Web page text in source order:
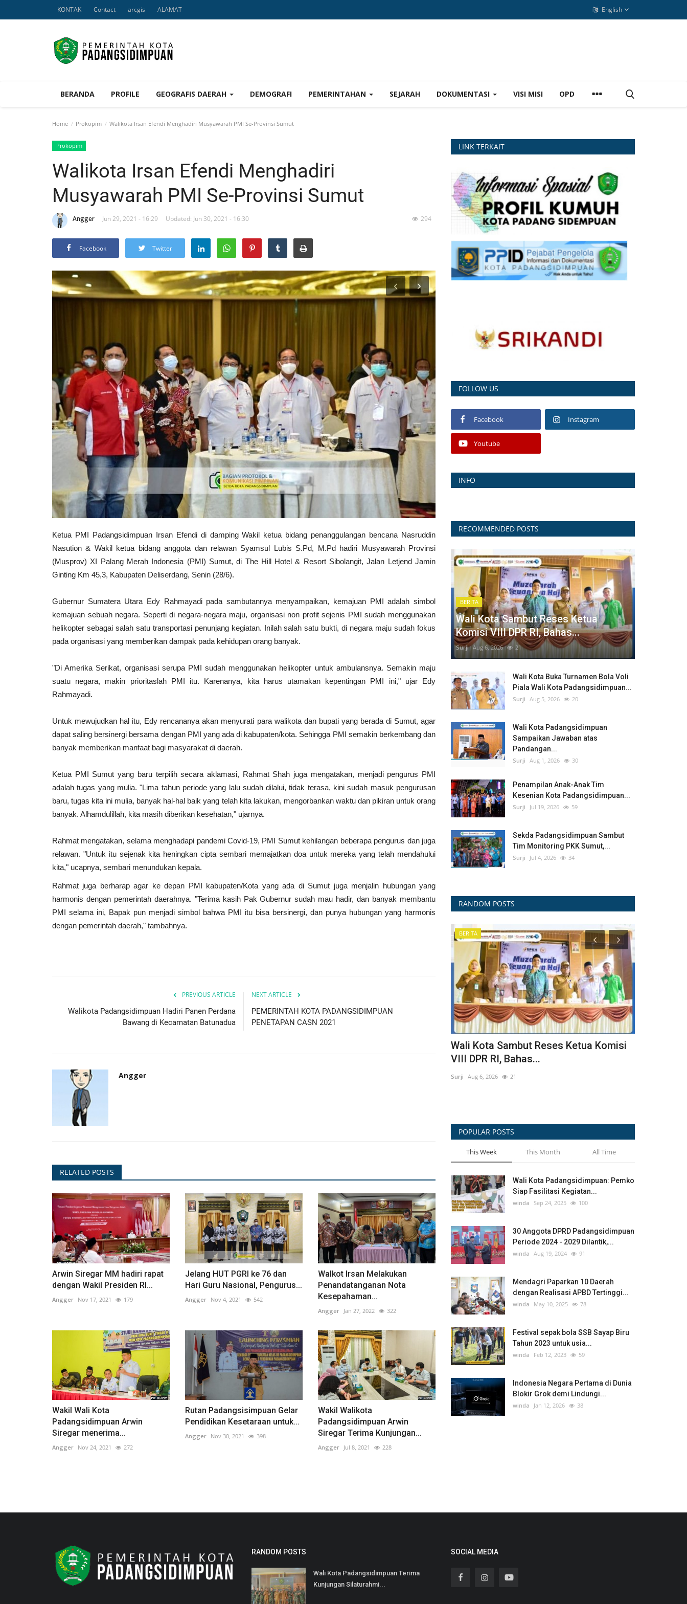
KONTAK Contact arcgis ALAMAT English
BERANDA PROFILE GEOGRAFIS DAERAH DEMOGRAFI PEMERINTAHAN SEJARAH DOKUMENTASI VISI MISI OPD
Home Prokopim Walikota Irsan Efendi Menghadiri Musyawarah PMI Se-Provinsi Sumut
Prokopim
Walikota Irsan Efendi Menghadiri
Musyawarah PMI Se-Provinsi Sumut
Angger Jun 29, 2021 - 16:29 Updated: Jun 30, 2021 - 16:30 294
Facebook Twitter
Ketua PMI Padangsidimpuan Irsan Efendi di damping Wakil ketua bidang penanggulangan bencana Nasruddin
Nasution & Wakil ketua bidang anggota dan relawan Syamsul Lubis S.Pd, M.Pd hadiri Musyawarah Provinsi
(Musprov) XI Palang Merah Indonesia (PMI) Sumut, di The Hill Hotel & Resort Sibolangit, Jalan Letjend Jamin
Ginting Km 45,3, Kabupaten Deliserdang, Senin (28/6).
Gubernur Sumatera Utara Edy Rahmayadi pada sambutannya menyampaikan, kemajuan PMI adalah simbol
kemajuan sebuah negara. Seperti di negara-negara maju, organisasi non profit sejenis PMI sudah menggunakan
helikopter sebagai salah satu transportasi penunjang kegiatan. Inilah salah satu bukti, di negara maju sudah fokus
pada organisasi yang memberikan dampak pada kehidupan orang banyak.
"Di Amerika Serikat, organisasi serupa PMI sudah menggunakan helikopter untuk ambulansnya. Semakin maju
suatu negara, makin prioritaslah PMI itu. Karenanya, kita harus utamakan kepentingan PMI ini," ujar Edy
Rahmayadi.
Untuk mewujudkan hal itu, Edy rencananya akan menyurati para walikota dan bupati yang berada di Sumut, agar
dapat saling bersinergi bersama dengan PMI yang ada di kabupaten/kota. Sehingga PMI semakin berkembang dan
banyak memberikan manfaat bagi masyarakat di daerah.
Ketua PMI Sumut yang baru terpilih secara aklamasi, Rahmat Shah juga mengatakan, menjadi pengurus PMI
adalah tugas yang mulia. "Lima tahun periode yang lalu sudah dilalui, tidak terasa, kini sudah masuk pengurusan
baru, tugas kita ini mulia, banyak hal-hal baik yang telah kita lakukan, mengorbankan waktu dan pikiran untuk orang
banyak. Alhamdulillah, kita masih diberikan kesehatan," ujarnya.
Rahmat mengatakan, selama menghadapi pandemi Covid-19, PMI Sumut kehilangan beberapa pengurus dan juga
relawan. "Untuk itu sejenak kita heningkan cipta sembari memajatkan doa untuk mereka yang telah mendahului
kita," ucapnya, sembari menundukan kepala.
Rahmat juga berharap agar ke depan PMI kabupaten/Kota yang ada di Sumut juga menjalin hubungan yang
harmonis dengan pemerintah daerahnya. "Terima kasih Pak Gubernur sudah mau hadir, dan banyak membantu
PMI selama ini, Bapak pun menjadi simbol bahwa PMI itu bisa bersinergi, dan punya hubungan yang harmonis
dengan pemerintah daerah," tambahnya.
PREVIOUS ARTICLE
Walikota Padangsidimpuan Hadiri Panen Perdana
Bawang di Kecamatan Batunadua
NEXT ARTICLE
PEMERINTAH KOTA PADANGSIDIMPUAN
PENETAPAN CASN 2021
Angger
RELATED POSTS
Arwin Siregar MM hadiri rapat
dengan Wakil Presiden RI...
Angger Nov 17, 2021 179
Jelang HUT PGRI ke 76 dan
Hari Guru Nasional, Pengurus...
Angger Nov 4, 2021 542
Walkot Irsan Melakukan
Penandatanganan Nota
Kesepahaman...
Angger Jan 27, 2022 322
Wakil Wali Kota
Padangsidimpuan Arwin
Siregar menerima...
Angger Nov 24, 2021 272
Rutan Padangsisimpuan Gelar
Pendidikan Kesetaraan untuk...
Angger Nov 30, 2021 398
Wakil Walikota
Padangsidimpuan Arwin
Siregar Terima Kunjungan...
Angger Jul 8, 2021 228
LINK TERKAIT
FOLLOW US
Facebook Instagram
Youtube
INFO
RECOMMENDED POSTS
BERITA
Wali Kota Sambut Reses Ketua
Komisi VIII DPR RI, Bahas...
Surji Aug 6, 2026 21
Wali Kota Buka Turnamen Bola Voli
Piala Wali Kota Padangsidimpuan...
Surji Aug 5, 2026 20
Wali Kota Padangsidimpuan
Sampaikan Jawaban atas
Pandangan...
Surji Aug 1, 2026 30
Penampilan Anak-Anak Tim
Kesenian Kota Padangsidimpuan...
Surji Jul 19, 2026 59
Sekda Padangsidimpuan Sambut
Tim Monitoring PKK Sumut,...
Surji Jul 4, 2026 34
RANDOM POSTS
Surji Jul 8, 2026 38
BERITA
Wali Kota Sambut Reses Ketua Komisi
VIII DPR RI, Bahas...
Surji Aug 6, 2026 21
POPULAR POSTS
This Week This Month All Time
Wali Kota Padangsidimpuan: Pemko
Siap Fasilitasi Kegiatan...
winda Sep 24, 2025 100
30 Anggota DPRD Padangsidimpuan
Periode 2024 - 2029 Dilantik,...
winda Aug 19, 2024 91
Mendagri Paparkan 10 Daerah
dengan Realisasi APBD Tertinggi...
winda May 10, 2025 78
Festival sepak bola SSB Sayap Biru
Tahun 2023 untuk usia...
winda Feb 12, 2023 59
Indonesia Negara Pertama di Dunia
Blokir Grok demi Lindungi...
winda Jan 12, 2026 38
RANDOM POSTS
Wali Kota Padangsidimpuan Terima
Kunjungan Silaturahmi...
SOCIAL MEDIA